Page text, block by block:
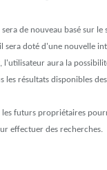
de nouveau basé sur
sera doté d'une nouvelle
l'utilisateur aura la
résultats disponibles
les futurs propriétaires
effectuer des recherches.